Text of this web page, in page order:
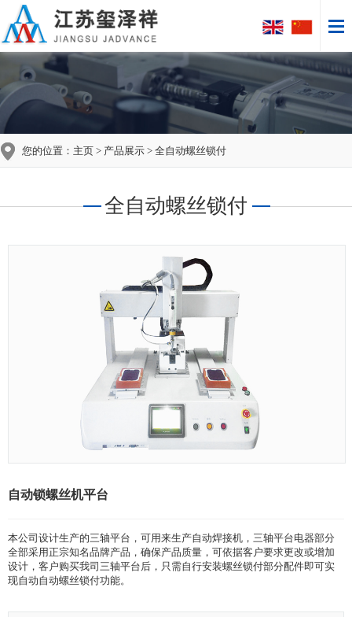
您的位置： 主页 > 产品展示 > 全自动螺丝锁付
全自动螺丝锁付
自动锁螺丝机平台
本公司设计生产的三轴平台，可用来生产自动焊接机，三轴平台电器部分
全部采用正宗知名品牌产品，确保产品质量，可依据客户要求更改或增加
设计，客户购买我司三轴平台后，只需自行安装螺丝锁付部分配件即可实
现自动自动螺丝锁付功能。